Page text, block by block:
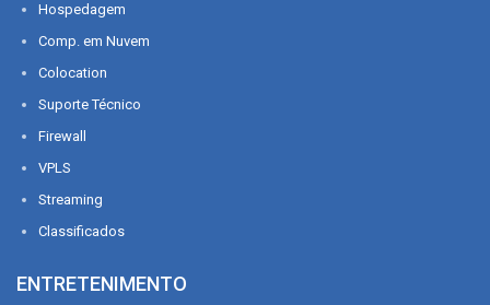
Hospedagem
Comp. em Nuvem
Colocation
Suporte Técnico
Firewall
VPLS
Streaming
Classificados
ENTRETENIMENTO